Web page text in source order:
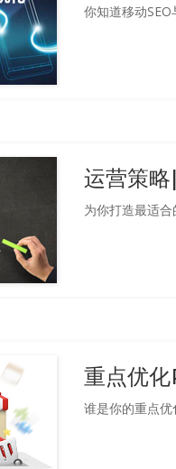
你知道移动SEO
运营策
为你打造最适合
重点优
谁是你的重点